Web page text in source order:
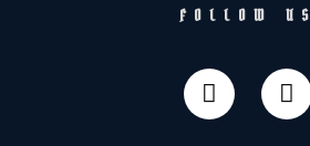
FOLLOW US